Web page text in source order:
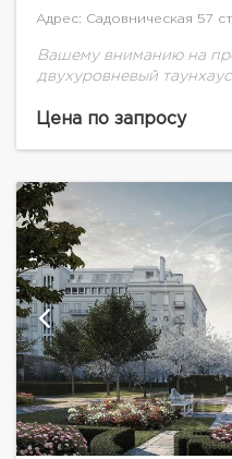
Адрес: Садовническая 57
Вашему вниманию на
двухуровневый
из красного кирпича
Цена по запросу